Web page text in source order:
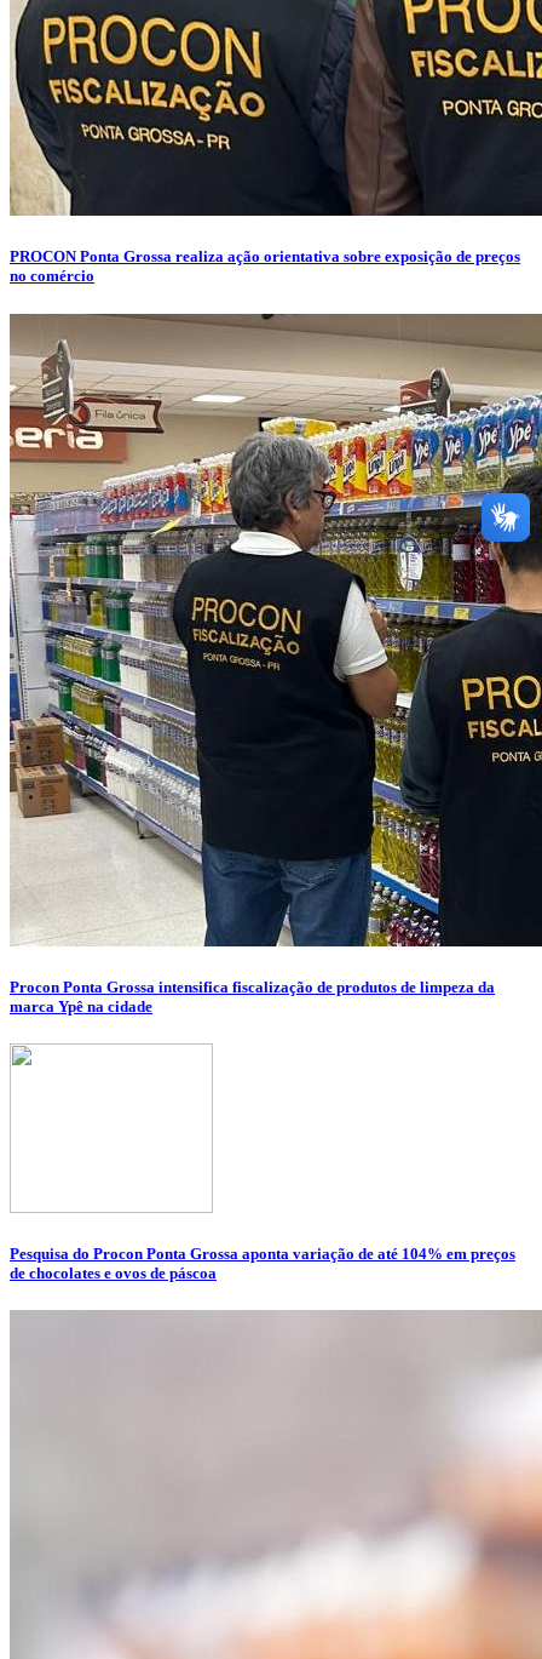
PROCON Ponta Grossa realiza ação orientativa sobre exposição de preços
no comércio
Procon Ponta Grossa intensifica fiscalização de produtos de limpeza da
marca Ypê na cidade
Pesquisa do Procon Ponta Grossa aponta variação de até 104% em preços
de chocolates e ovos de páscoa